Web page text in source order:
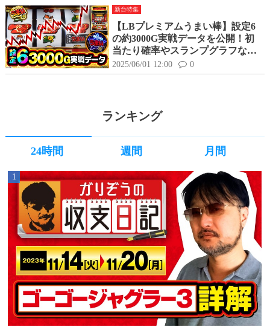
新台特集
【LBプレミアムうまい棒】設定6
の約3000G実戦データを公開！初
当たり確率やスランプグラフなど
高設定の挙動はどんな感じ？
2025/06/01 12:00 0
ランキング
24時間 週間 月間
1